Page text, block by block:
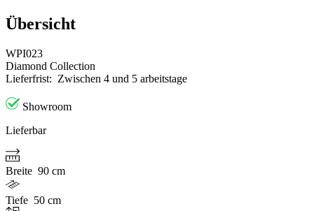
Übersicht
WPI023
Diamond Collection
Lieferfrist: Zwischen 4 und 5 arbeitstage
Showroom
Lieferbar
Breite 90 cm
Tiefe 50 cm